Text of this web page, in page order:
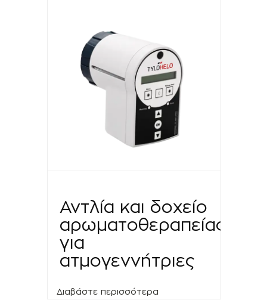
Αντλία και δοχείο
αρωματοθεραπείας
για
ατμογεννήτριες
Διαβάστε περισσότερα